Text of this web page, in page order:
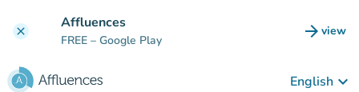
clear Affluences
FREE – Google Play arrow_forward view
(new
English keyboard_arrow_down